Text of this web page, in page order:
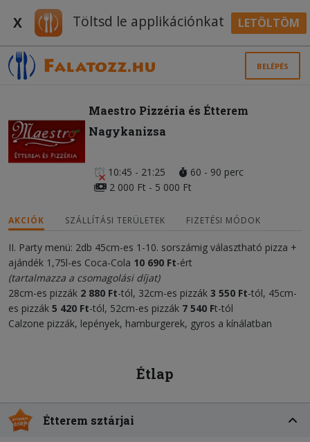
X Töltsd le applikációnkat LETÖLTÖM
BELÉPÉS
Maestro Pizzéria és Étterem
Nagykanizsa
10:45 - 21:25
60 - 90 perc
2 000 Ft - 5 000 Ft
AKCIÓK SZÁLLÍTÁSI TERÜLETEK FIZETÉSI MÓDOK
II. Party menü: 2db 45cm-es 1-10. sorszámig választható pizza +
ajándék 1,75l-es Coca-Cola 10 690 Ft-ért
(tartalmazza a csomagolási díjat)
28cm-es pizzák 2 880 Ft-tól, 32cm-es pizzák 3 550 Ft-tól, 45cm-
es pizzák 5 420 Ft-tól, 52cm-es pizzák 7 540 Ft-tól
Calzone pizzák, lepények, hamburgerek, gyros a kínálatban
Étlap
Étterem sztárjai